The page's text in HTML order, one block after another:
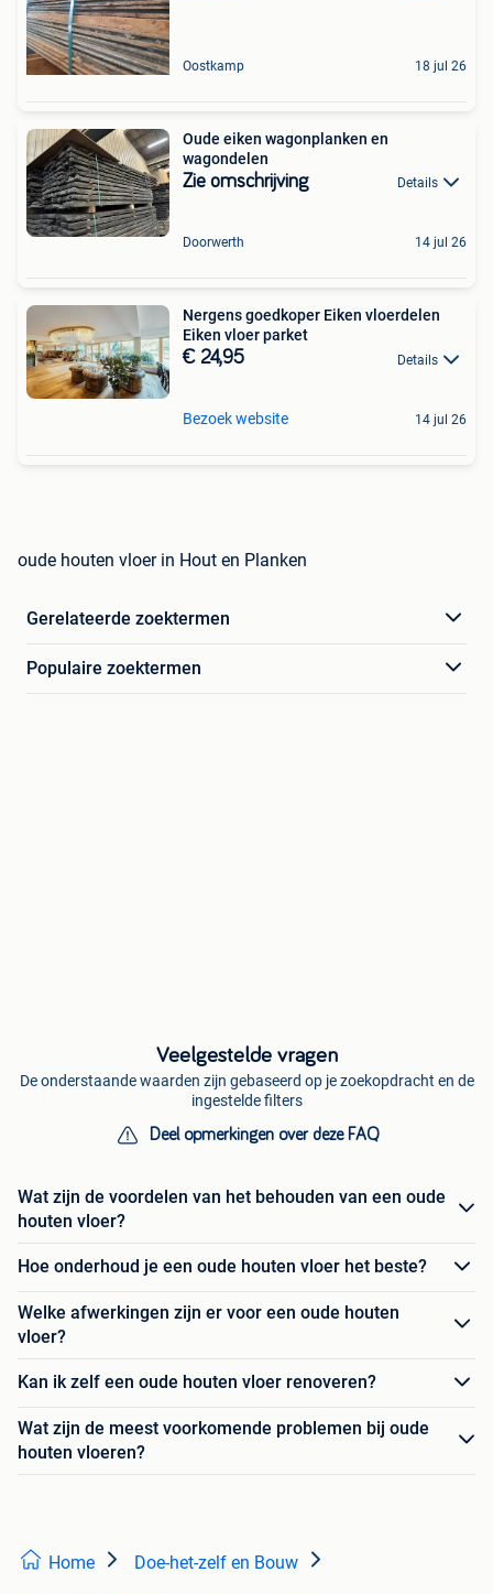
Oostkamp 18 jul 26
Oude eiken wagonplanken en
wagondelen
Zie omschrijving Details
Doorwerth 14 jul 26
Nergens goedkoper Eiken vloerdelen
Eiken vloer parket
€ 24,95 Details
Bezoek website 14 jul 26
oude houten vloer in Hout en Planken
Gerelateerde zoektermen
Populaire zoektermen
Veelgestelde vragen
De onderstaande waarden zijn gebaseerd op je zoekopdracht en de
ingestelde filters
Deel opmerkingen over deze FAQ
Wat zijn de voordelen van het behouden van een oude
houten vloer?
Hoe onderhoud je een oude houten vloer het beste?
Welke afwerkingen zijn er voor een oude houten
vloer?
Kan ik zelf een oude houten vloer renoveren?
Wat zijn de meest voorkomende problemen bij oude
houten vloeren?
Home Doe-het-zelf en Bouw